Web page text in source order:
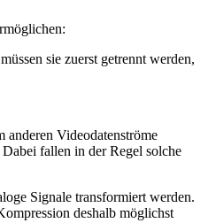
sie zuerst getrennt werden,
Videodatenströme
fallen in der Regel solche
Signale transformiert werden.
deshalb möglichst